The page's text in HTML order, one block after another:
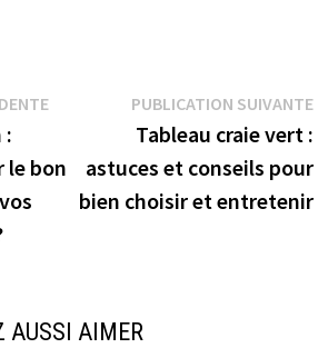
Publication
précédente :
:
le bon
PUBLICATION SUIVANTE
Tableau craie vert :
astuces et conseils pour
bien choisir et entretenir
AUSSI AIMER